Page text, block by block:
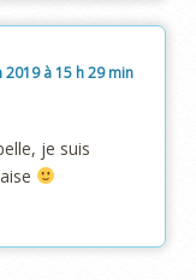
2019 à 15 h 29 min
je suis